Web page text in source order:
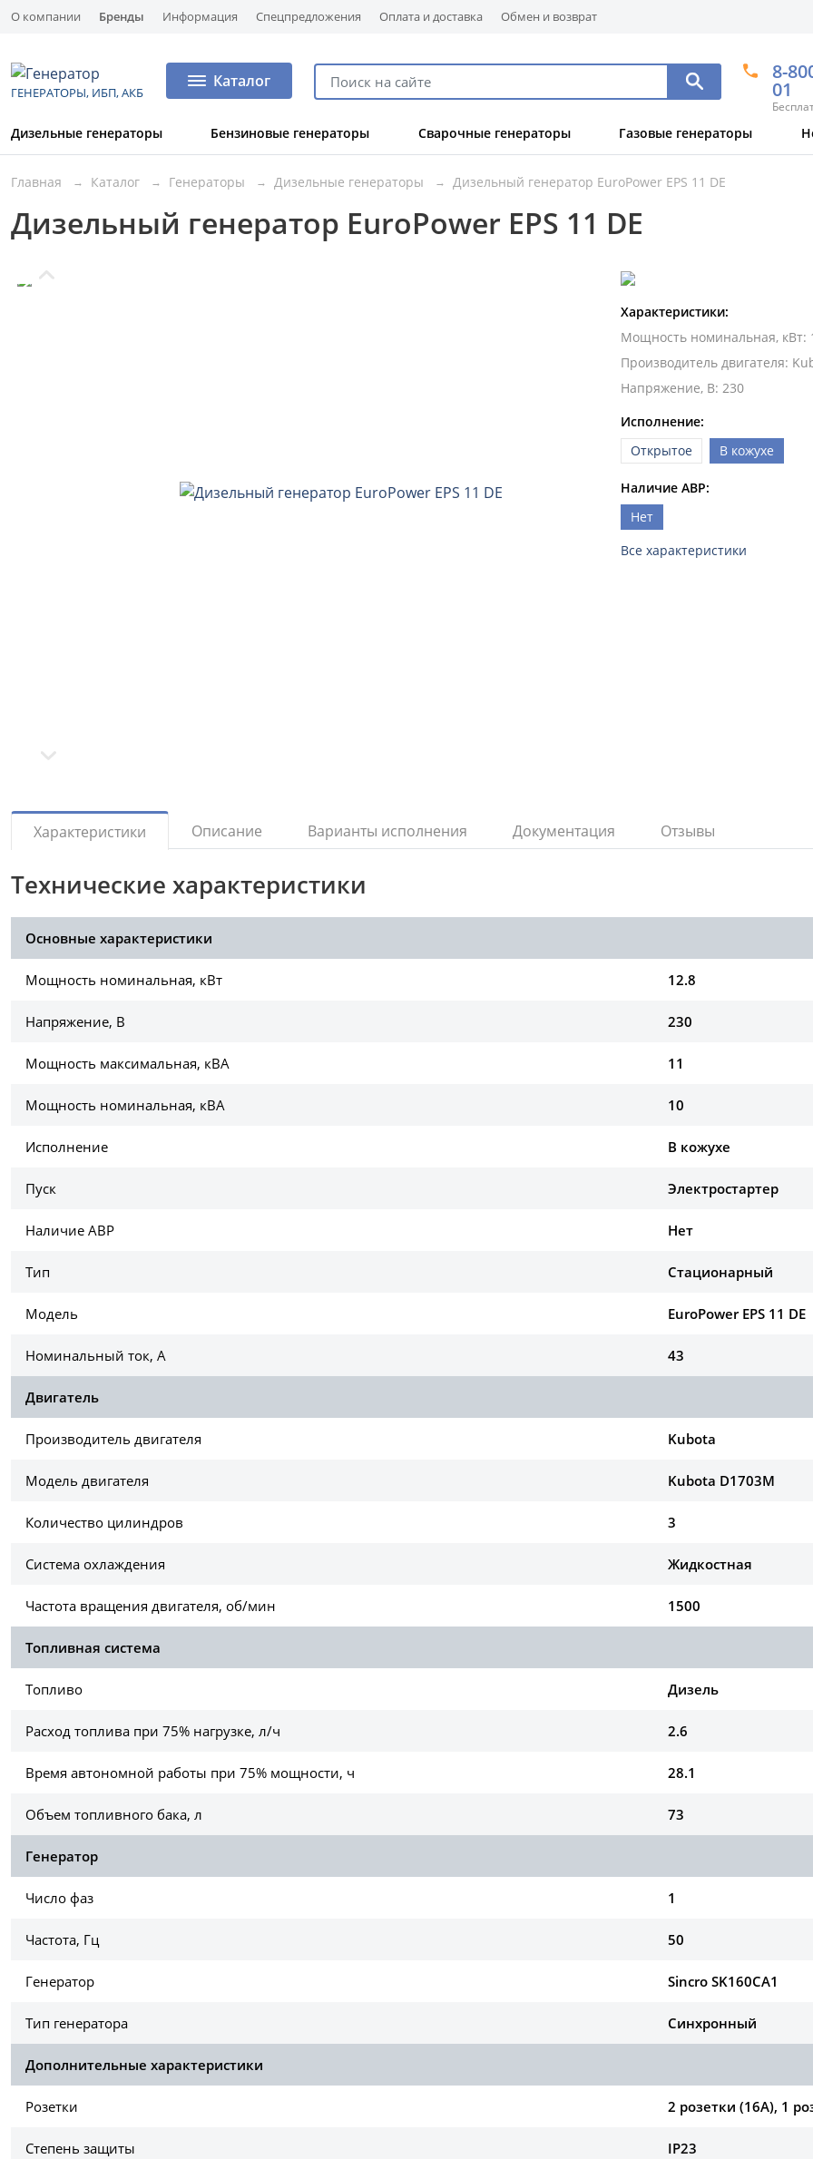
О компании Бренды Информация Спецпредложения Оплата и доставка Обмен и возврат
ГЕНЕРАТОРЫ, ИБП, АКБ
Каталог 8-
01
Дизельные генераторы Бензиновые генераторы Сварочные генераторы Газовые генераторы
Главная Каталог Генераторы Дизельные генераторы Дизельный генератор EuroPower EPS 11 DE
Дизельный генератор EuroPower EPS 11 DE
Характеристики:
Мощность номинальная, кВт:
Производитель двигателя:
Напряжение, В: 230
Исполнение:
Открытое
В кожухе
Наличие АВР:
Нет
Все характеристики
Характеристики Описание Варианты исполнения Документация Отзывы
Технические характеристики
Основные характеристики
Мощность номинальная, кВт 12.8
Напряжение, В 230
Мощность максимальная, кВА 11
Мощность номинальная, кВА 10
Исполнение В кожухе
Пуск Электростартер
Наличие АВР Нет
Тип Стационарный
Модель EuroPower EPS 11 DE
Номинальный ток, А 43
Двигатель
Производитель двигателя Kubota
Модель двигателя Kubota D1703M
Количество цилиндров 3
Система охлаждения Жидкостная
Частота вращения двигателя, об/мин 1500
Топливная система
Топливо Дизель
Расход топлива при 75% нагрузке, л/ч 2.6
Время автономной работы при 75% мощности, ч 28.1
Объем топливного бака, л 73
Генератор
Число фаз 1
Частота, Гц 50
Генератор Sincro SK160CA1
Тип генератора Синхронный
Дополнительные характеристики
Розетки 2 розетки (16А), 1
Степень защиты IP23